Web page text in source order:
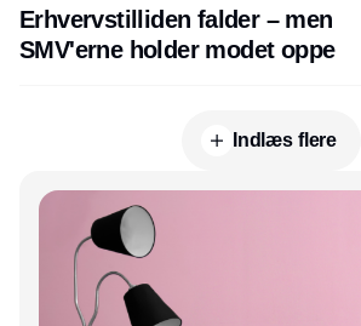
Erhvervstilliden falder – men
SMV'erne holder modet oppe
Indlæs flere
Annonce